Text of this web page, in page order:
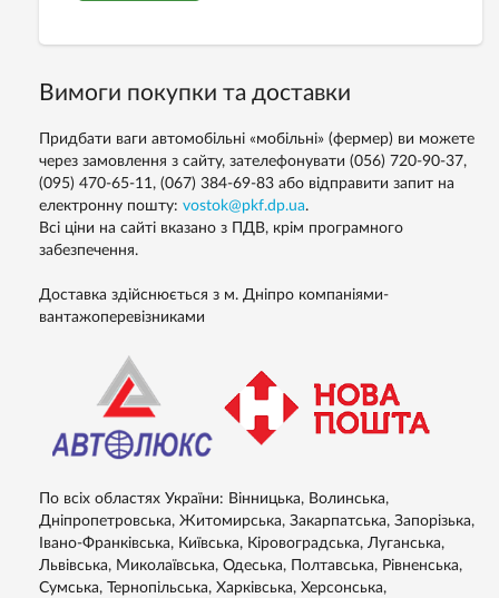
Вимоги покупки та доставки
Придбати ваги автомобільні «мобільні» (фермер) ви можете
через замовлення з сайту, зателефонувати (056) 720-90-37,
(095) 470-65-11, (067) 384-69-83 або відправити запит на
електронну пошту: vostok@pkf.dp.ua.
Всі ціни на сайті вказано з ПДВ, крім програмного
забезпечення.
Доставка здійснюється з м. Дніпро компаніями-
вантажоперевізниками
По всіх областях України: Вінницька, Волинська,
Дніпропетровська, Житомирська, Закарпатська, Запорізька,
Івано-Франківська, Київська, Кіровоградська, Луганська,
Львівська, Миколаївська, Одеська, Полтавська, Рівненська,
Сумська, Тернопільська, Харківська, Херсонська,